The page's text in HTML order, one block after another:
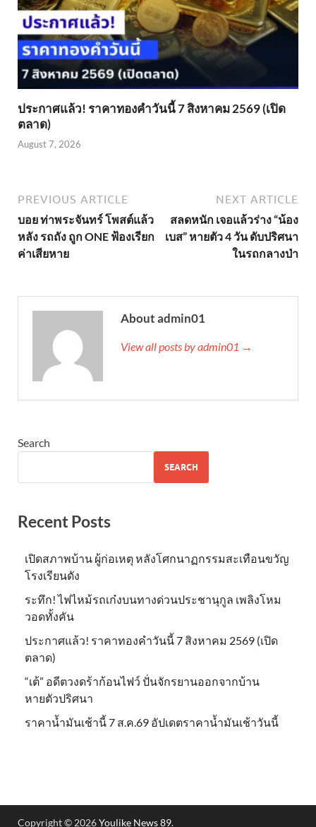
ประกาศแล้ว! ราคาทองคำวันนี้ 7 สิงหาคม 2569 (เปิด
ตลาด)
August 7, 2026
PREVIOUS ARTICLE
บอย ท่าพระจันทร์ โพสต์แล้ว
หลัง รถถัง ถูก ONE ฟ้องเรียก
ค่าเสียหาย
NEXT ARTICLE
สลดหนัก เจอแล้วร่าง “น้อง
เบส” หายตัว 4 วัน ดับปริศนา
ในรถกลางป่า
About admin01
View all posts by admin01 →
Search
SEARCH
Recent Posts
เปิดสภาพบ้าน ผู้ก่อเหตุ หลังโศกนาฏกรรมสะเทือนขวัญ
โรงเรียนดัง
ระทึก! ไฟไหม้รถเก๋งบนทางด่วนประชานุกูล เพลิงโหม
วอดทั้งคัน
ประกาศแล้ว! ราคาทองคำวันนี้ 7 สิงหาคม 2569 (เปิด
ตลาด)
“เต้” อดีตวงดร้าก้อนไฟว์ ปั่นจักรยานออกจากบ้าน
หายตัวปริศนา
ราคาน้ำมันเช้านี้ 7 ส.ค.69 อัปเดตราคาน้ำมันเช้าวันนี้
Copyright © 2026Youlike News 89.